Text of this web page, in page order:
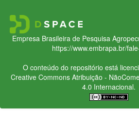
Empresa Brasileira de Pesquisa
https://www.embrapa.br/
O conteúdo do repositório está
Creative CommonsAtribuição -
4.0 Internacional.